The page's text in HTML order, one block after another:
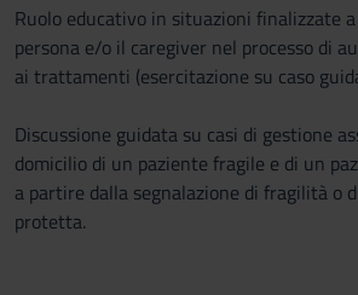
Ruolo educativo in situazioni finalizzate
persona e/o il caregiver nel processo di
ai trattamenti (esercitazione su caso
Discussione guidata su casi di gestione
domicilio di un paziente fragile e di un
a partire dalla segnalazione di fragilità o
protetta.